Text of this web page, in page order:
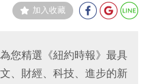
加入收藏
您精選《紐約時報》最具
、財經、科技、進步的新